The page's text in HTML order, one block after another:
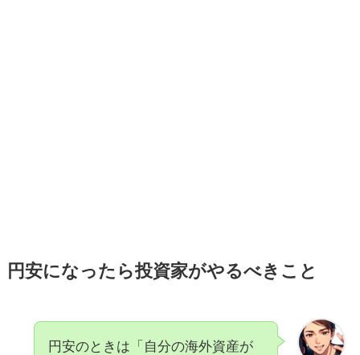
円安になったら投資家がやるべきこと
円安のときは「自分の海外資産が